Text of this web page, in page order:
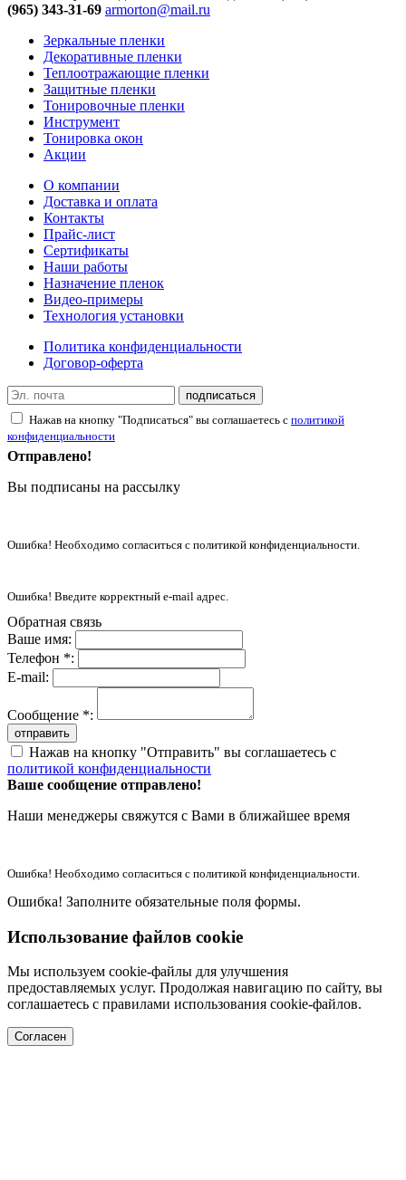
(965) 343-31-69 armorton@mail.ru
Зеркальные пленки
Декоративные пленки
Теплоотражающие пленки
Защитные пленки
Тонировочные пленки
Инструмент
Тонировка окон
Акции
О компании
Доставка и оплата
Контакты
Прайс-лист
Сертификаты
Наши работы
Назначение пленок
Видео-примеры
Технология установки
Политика конфиденциальности
Договор-оферта
подписаться
Нажав на кнопку "Подписаться" вы соглашаетесь с политикой
конфиденциальности
Отправлено!
Вы подписаны на рассылку
Ошибка! Необходимо согласиться с политикой конфиденциальности.
Ошибка! Введите корректный e-mail адрес.
Обратная связь
Ваше имя:
Телефон *:
E-mail:
Сообщение *:
отправить
Нажав на кнопку "Отправить" вы соглашаетесь с
политикой конфиденциальности
Ваше сообщение отправлено!
Наши менеджеры свяжутся с Вами в ближайшее время
Ошибка! Необходимо согласиться с политикой конфиденциальности.
Ошибка! Заполните обязательные поля формы.
Использование файлов cookie
Мы используем cookie-файлы для улучшения
предоставляемых услуг. Продолжая навигацию по сайту, вы
соглашаетесь с правилами использования cookie-файлов.
Согласен